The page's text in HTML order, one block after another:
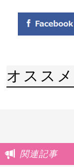
オススメ
関連記事